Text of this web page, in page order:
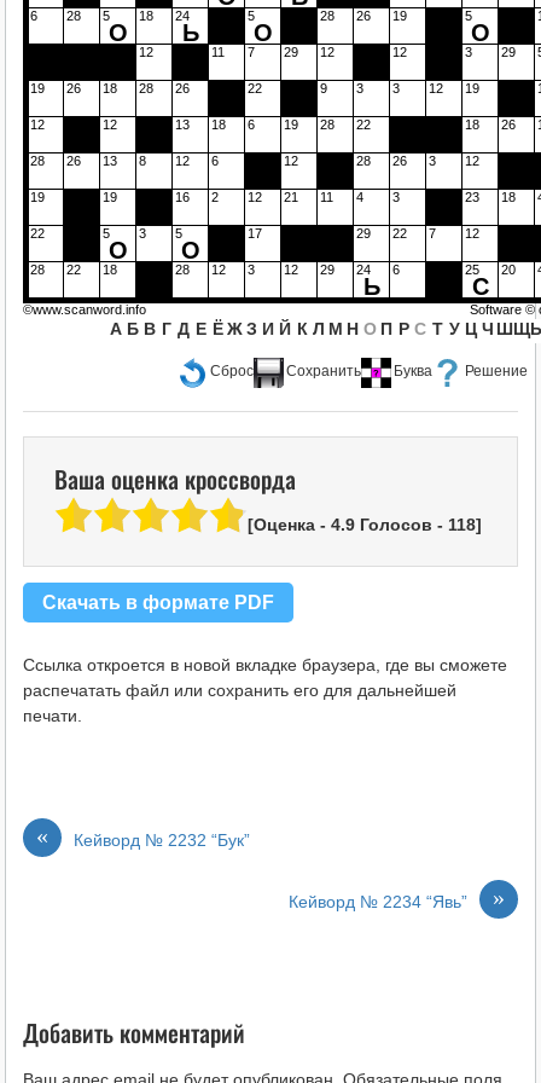
Сброс Сохранить Буква Решение
6 28 5
О
18 24
Ь
5
О
28 26 19 5
О
12 11 7 29 12 12 3 29
19 26 18 28 26 22 9 3 3 12 19
12 12 13 18 6 19 28 22 18 26
28 26 13 8 12 6 12 28 26 3 12
19 19 16 2 12 21 11 4 3 23 18
22 5
О
3 5
О
17 29 22 7 12
28 22 18 28 12 3 12 29 24
Ь
6 25
С
20
А Б В Г Д Е Ё Ж З И Й К Л М Н О П Р С Т У Ц Ч ШЩ
©www.scanword.info Software ©
Ваша оценка кроссворда
[Оценка - 4.9Голосов - 118]
Скачать в формате PDF
Ссылка откроется в новой вкладке браузера, где вы сможете
распечатать файл или сохранить его для дальнейшей
печати.
« Кейворд № 2232 “Бук”
»
Кейворд № 2234 “Явь”
Добавить комментарий